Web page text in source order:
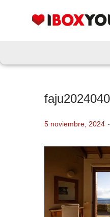
P
5 noviembre, 2024 .